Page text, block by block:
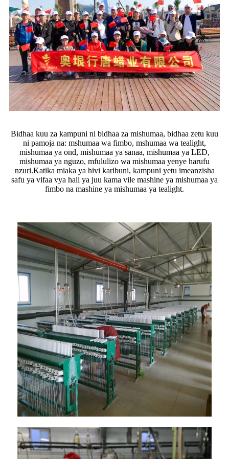
Bidhaa kuu za kampuni ni bidhaa za mishumaa, bidhaa zetu kuu
ni pamoja na: mshumaa wa fimbo, mshumaa wa tealight,
mishumaa ya ond, mishumaa ya sanaa, mishumaa ya LED,
mishumaa ya nguzo, mfululizo wa mishumaa yenye harufu
nzuri.Katika miaka ya hivi karibuni, kampuni yetu imeanzisha
safu ya vifaa vya hali ya juu kama vile mashine ya mishumaa ya
fimbo na mashine ya mishumaa ya tealight.